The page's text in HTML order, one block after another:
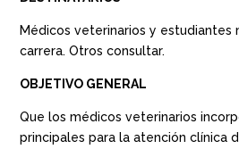
Médicos veterinarios y estudiantes
carrera. Otros consultar.
OBJETIVO GENERAL
Que los médicos veterinarios
principales para la atención clínica